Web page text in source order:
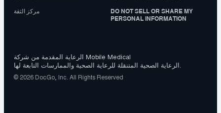
مركز الثقة
DO NOT SELL OR SHARE MY
PERSONAL INFORMATION
الرعاية المقدمة من شركة Mobile Medical
الرعاية الصحية المتنقلة للرعاية الصحية والممارسات التابعة لها.
© 2026 DocGo, Inc. All Rights Reserved